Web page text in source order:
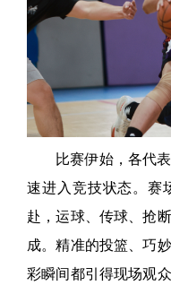
比赛伊始，各代
速进入竞技状态。赛
赴，运球、传球、抢
成。精准的投篮、巧
彩瞬间都引得现场观